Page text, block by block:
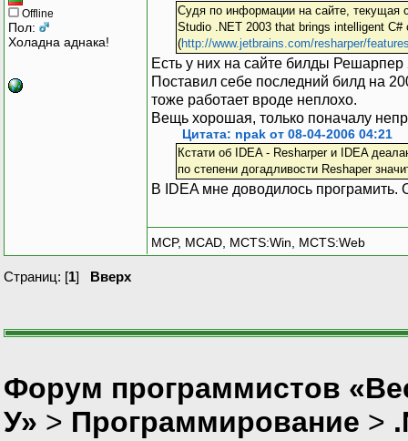
Offline
Пол:
Холадна аднака!
Судя по информации на сайте, текущая
Studio .NET 2003 that brings intelligent
(http://www.jetbrains.com/resharper/
Есть у них на сайте билды
Поставил себе последний билд на
тоже работает вроде неплохо.
Вещь хорошая, только поначалу
Цитата: npak от 08-04-2006 04:21
Кстати об IDEA - Resharper и IDEA
по степени догадливости Reshaper
В IDEA мне доводилось
MCP, MCAD, MCTS:Win, MCTS:Web
Страниц: [1] Вверх
Форум программистов
У» > Программирование >